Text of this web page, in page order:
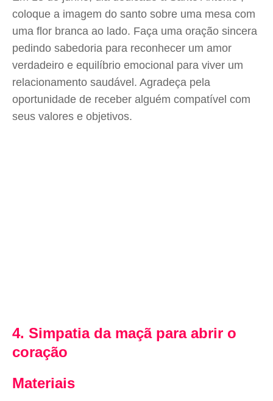
coloque a imagem do santo sobre uma mesa com
uma flor branca ao lado. Faça uma oração sincera
pedindo sabedoria para reconhecer um amor
verdadeiro e equilíbrio emocional para viver um
relacionamento saudável. Agradeça pela
oportunidade de receber alguém compatível com
seus valores e objetivos.
4. Simpatia da maçã para abrir o
coração
Materiais